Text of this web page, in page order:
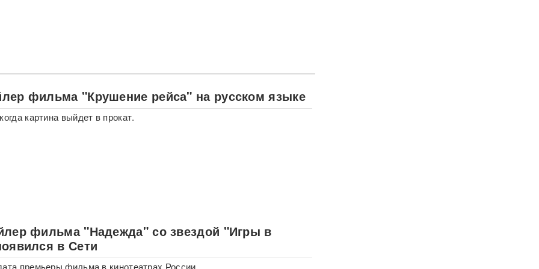
фильма "Крушение рейса" на русском языке
картина выйдет в прокат.
фильма "Надежда" со звездой "Игры в
в Сети
премьеры фильма в кинотеатрах России.